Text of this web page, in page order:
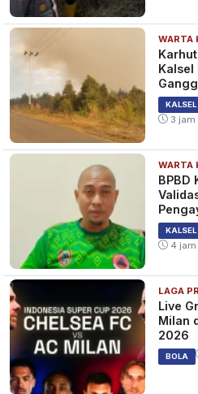
WARTA
Kalsel
KALSEL
3 jam
WARTA
BPBD
KALSEL
4
LAGA
Live
Milan
2026
BOLA